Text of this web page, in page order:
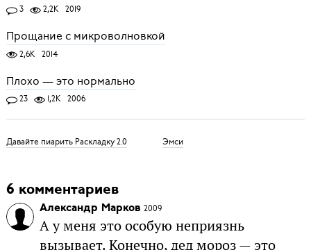
3 2,2K 2019
Прощание с микроволновкой
2,6K 2014
Плохо — это нормально
23 1,2K 2006
Давайте пиарить Раскладку 2.0 Эмси
6 комментариев
Александр Марков 2009
А у меня это особую неприязнь
вызывает. Конечно, дед мороз — это